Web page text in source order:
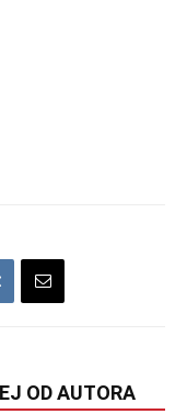
OD AUTORA